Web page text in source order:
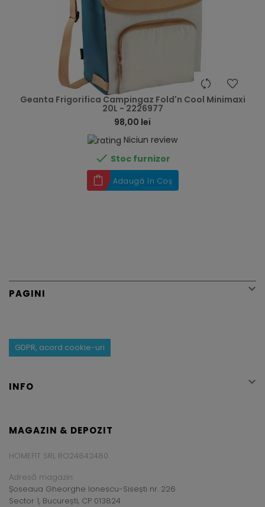
Geanta Frigorifica Campingaz Fold'n Cool Minimaxi
20L - 2226977
98,00 lei
Niciun review
 Stoc furnizor
Adaugă în Coș
PAGINI 
GDPR, acord cookie-uri
INFO 
MAGAZIN & DEPOZIT
HOMEFIT SRL RO24842480
Adresă magazin:
Șoseaua Gheorghe Ionescu-Sisești nr. 226
Sector 1, București, CP 013824